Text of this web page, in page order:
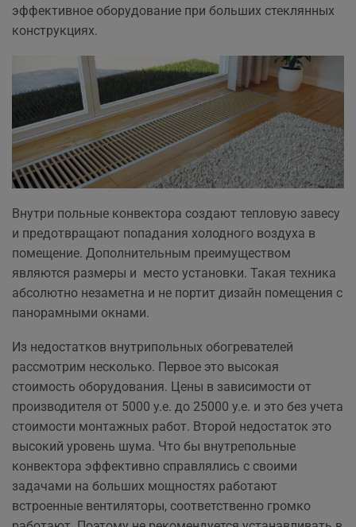
эффективное оборудование при больших стеклянных
конструкциях.
Внутри польные конвектора создают тепловую завесу
и предотвращают попадания холодного воздуха в
помещение. Дополнительным преимуществом
являются размеры и место установки. Такая техника
абсолютно незаметна и не портит дизайн помещения с
панорамными окнами.
Из недостатков внутрипольных обогревателей
рассмотрим несколько. Первое это высокая
стоимость оборудования. Цены в зависимости от
производителя от 5000 у.е. до 25000 у.е. и это без учета
стоимости монтажных работ. Второй недостаток это
высокий уровень шума. Что бы внутрепольные
конвектора эффективно справлялись с своими
задачами на больших мощностях работают
встроенные вентиляторы, соответственно громко